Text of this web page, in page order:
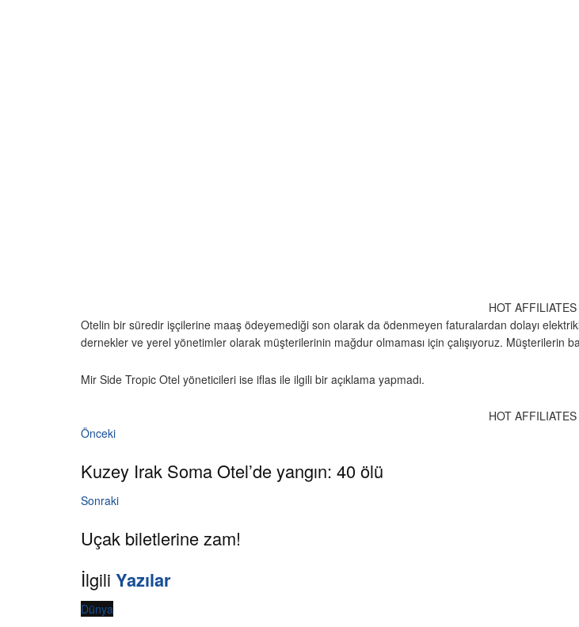
HOT AFFILIATES
Otelin bir süredir işçilerine maaş ödeyemediği son olarak da ödenmeyen faturalardan dolayı
dernekler ve yerel yönetimler olarak müşterilerinin mağdur olmaması için çalışıyoruz. Müşterilerin
Mir Side Tropic Otel yöneticileri ise iflas ile ilgili bir açıklama yapmadı.
HOT AFFILIATES
Önceki
Kuzey Irak Soma Otel’de yangın: 40 ölü
Sonraki
Uçak biletlerine zam!
İlgili Yazılar
Dünya